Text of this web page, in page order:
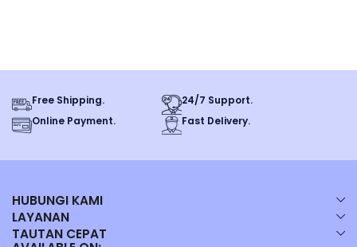
Free Shipping.
24/7 Support.
Online Payment.
Fast Delivery.
HUBUNGI KAMI
LAYANAN
TAUTAN CEPAT